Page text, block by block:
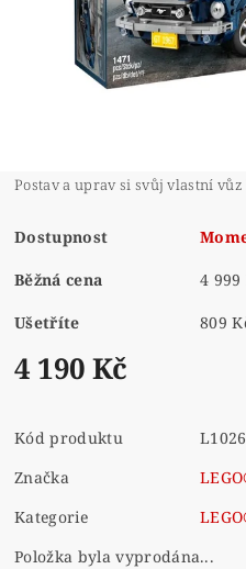
Postav a uprav si svůj vlastní
Dostupnost
Běžná cena 4 999
Ušetříte 809
4 190 Kč
Kód produktu
Značka
Kategorie
Položka byla vyprodána...